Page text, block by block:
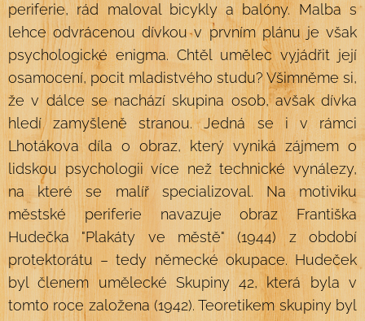
periferie, rád maloval bicykly a balóny. Malba s
lehce odvrácenou dívkou v prvním plánu je však
psychologické enigma. Chtěl umělec vyjádřit její
osamocení, pocit mladistvého studu? Všimněme si,
že v dálce se nachází skupina osob, avšak dívka
hledí zamyšleně stranou. Jedná se i v rámci
Lhotákova díla o obraz, který vyniká zájmem o
lidskou psychologii více než technické vynálezy,
na které se malíř specializoval. Na motiviku
městské periferie navazuje obraz Františka
Hudečka "Plakáty ve městě" (1944) z období
protektorátu – tedy německé okupace. Hudeček
byl členem umělecké Skupiny 42, která byla v
tomto roce založena (1942). Teoretikem skupiny byl